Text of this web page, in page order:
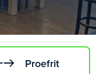
Proefrit